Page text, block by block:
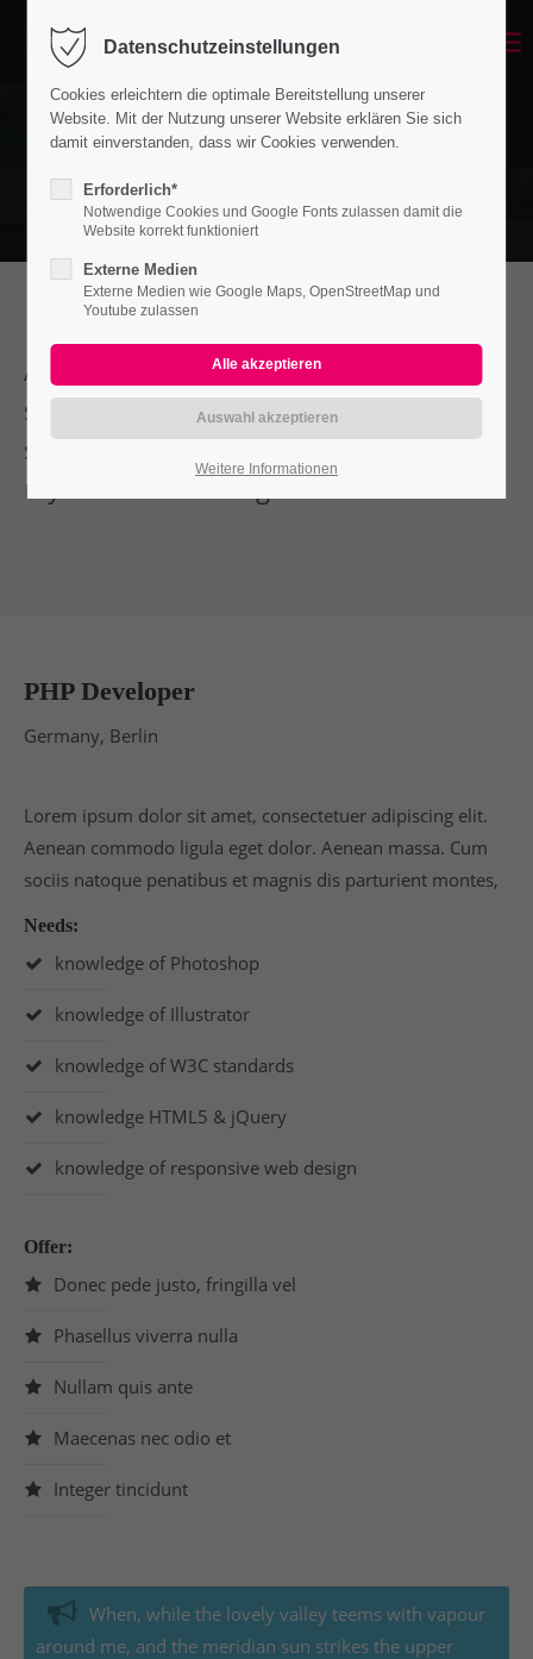
A wonderful serenity has taken? I
should be incapable of drawing a single
stroke at the present moment. I throw
myself down among.
PHP Developer
Germany, Berlin
Lorem ipsum dolor sit amet, consectetuer adipiscing elit.
Aenean commodo ligula eget dolor. Aenean massa. Cum
sociis natoque penatibus et magnis dis parturient montes,
Needs:
knowledge of Photoshop
knowledge of Illustrator
knowledge of W3C standards
knowledge HTML5 & jQuery
knowledge of responsive web design
Offer:
Donec pede justo, fringilla vel
Phasellus viverra nulla
Nullam quis ante
Maecenas nec odio et
Integer tincidunt
When, while the lovely valley teems with vapour
around me, and the meridian sun strikes the upper
Datenschutzeinstellungen
Cookies erleichtern die optimale Bereitstellung unserer
Website. Mit der Nutzung unserer Website erklären Sie sich
damit einverstanden, dass wir Cookies verwenden.
Erforderlich*
Notwendige Cookies und Google Fonts zulassen damit die
Website korrekt funktioniert
Externe Medien
Externe Medien wie Google Maps, OpenStreetMap und
Youtube zulassen
Weitere Informationen